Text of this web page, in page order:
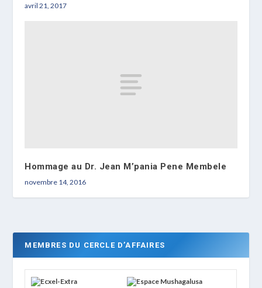
avril 21, 2017
Hommage au Dr. Jean M’pania Pene Membele
novembre 14, 2016
MEMBRES DU CERCLE D’AFFAIRES